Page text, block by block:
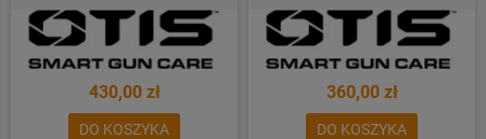
430,00 zł
DO KOSZYKA
360,00 zł
DO KOSZYKA